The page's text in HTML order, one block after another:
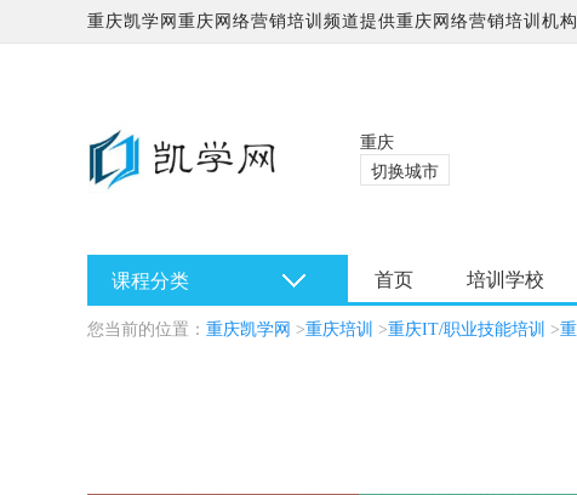
重庆凯学网重庆网络营销培训频道提供重庆网络营销培训机
重庆
切换城市
课程分类 首页 培训学校
您当前的位置： 重庆凯学网 >重庆培训 >重庆IT/职业技能培训 >